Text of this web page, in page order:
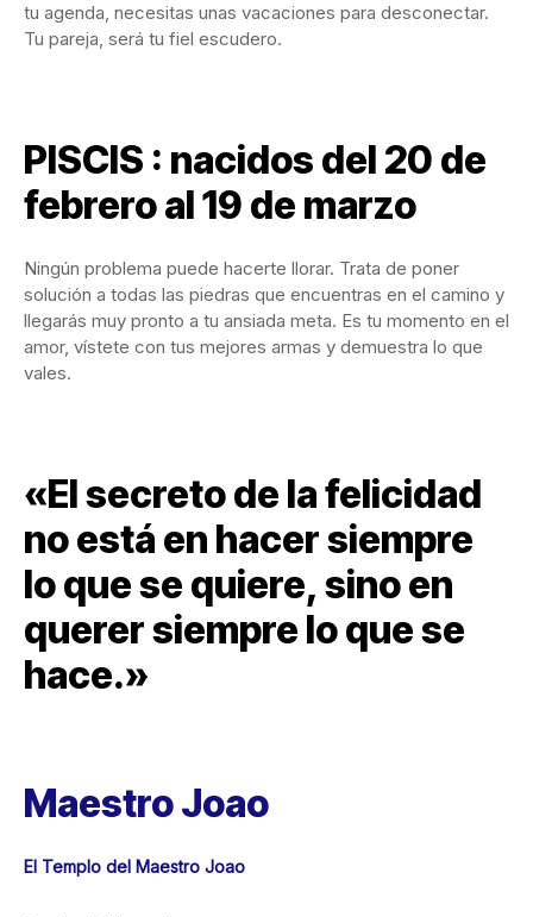
tu agenda, necesitas unas vacaciones para desconectar.
Tu pareja, será tu fiel escudero.
PISCIS : nacidos del 20 de
febrero al 19 de marzo
Ningún problema puede hacerte llorar. Trata de poner
solución a todas las piedras que encuentras en el camino y
llegarás muy pronto a tu ansiada meta. Es tu momento en el
amor, vístete con tus mejores armas y demuestra lo que
vales.
«El secreto de la felicidad
no está en hacer siempre
lo que se quiere, sino en
querer siempre lo que se
hace.»
Maestro Joao
El Templo del Maestro Joao